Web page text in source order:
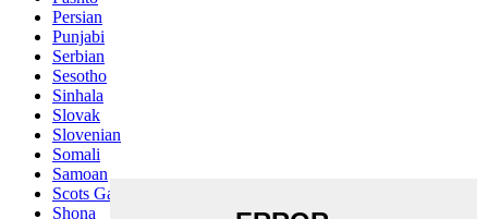
Persian
Punjabi
Serbian
Sesotho
Sinhala
Slovak
Slovenian
Somali
Samoan
Scots Gaelic
Shona